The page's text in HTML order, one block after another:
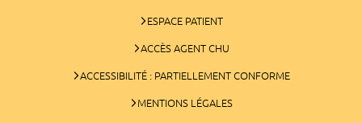
ESPACE PATIENT
ACCÈS AGENT CHU
ACCESSIBILITÉ : PARTIELLEMENT CONFORME
MENTIONS LÉGALES